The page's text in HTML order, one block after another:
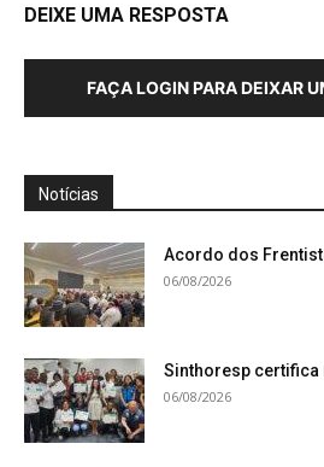
DEIXE UMA RESPOSTA
FAÇA LOGIN PARA DEIXAR
Notícias
Acordo dos
06/08/2026
Sinthoresp
06/08/2026